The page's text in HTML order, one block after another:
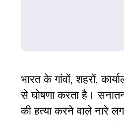
भारत के गांवों, शहरों,
से घोषणा करता है।
की हत्या करने वाले नारे